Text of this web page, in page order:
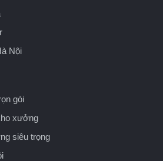
Nội
gói
xưởng
siêu trọng